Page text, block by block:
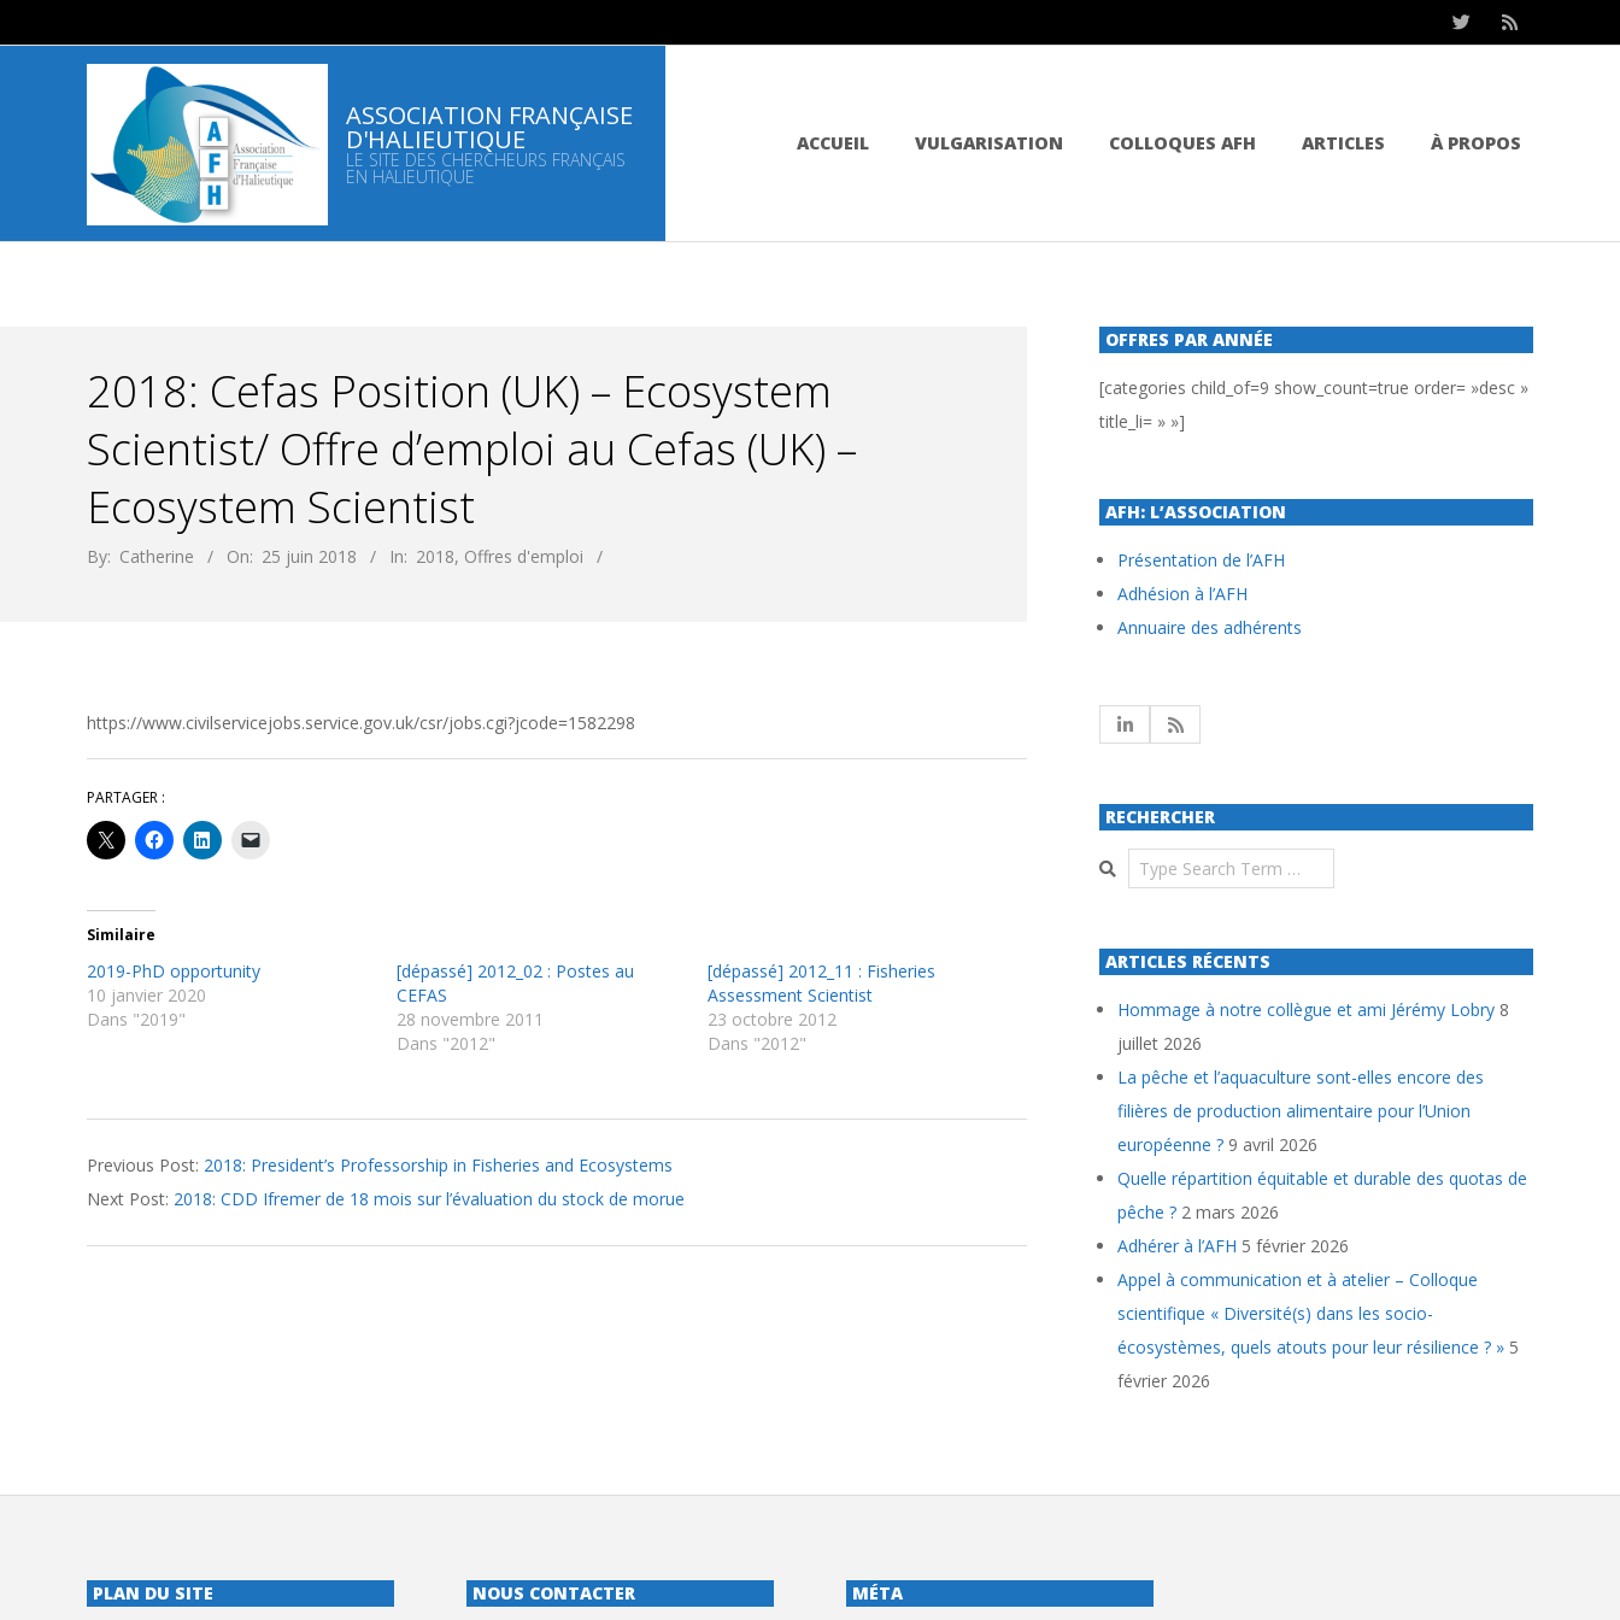
to
ASSOCIATION FRANÇAISE
D'HALIEUTIQUE
LE SITE DES CHERCHEURS FRANÇAIS
EN HALIEUTIQUE
ACCUEIL VULGARISATION COLLOQUES AFH ARTICLES À PROPOS
2018: Cefas Position (UK) – Ecosystem
Scientist/ Offre d’emploi au Cefas (UK) –
Ecosystem Scientist
By: Catherine On: 25 juin 2018 In: 2018, Offres d'emploi
https://www.civilservicejobs.service.gov.uk/csr/jobs.cgi?jcode=1582298
PARTAGER :
Similaire
2019-PhD opportunity
10 janvier 2020
Dans "2019"
[dépassé] 2012_02 : Postes au
CEFAS
28 novembre 2011
Dans "2012"
[dépassé] 2012_11 : Fisheries
Assessment Scientist
23 octobre 2012
Dans "2012"
06-
25
Previous Post: 2018: President’s Professorship in Fisheries and Ecosystems
Next Post: 2018: CDD Ifremer de 18 mois sur l’évaluation du stock de morue
OFFRES PAR ANNÉE
[categories child_of=9 show_count=true order= »desc »
title_li= » »]
AFH: L’ASSOCIATION
Présentation de l’AFH
Adhésion à l’AFH
Annuaire des adhérents
RECHERCHER
Search
ARTICLES RÉCENTS
Hommage à notre collègue et ami Jérémy Lobry 8
juillet 2026
La pêche et l’aquaculture sont-elles encore des
filières de production alimentaire pour l’Union
européenne ? 9 avril 2026
Quelle répartition équitable et durable des quotas de
pêche ? 2 mars 2026
Adhérer à l’AFH 5 février 2026
Appel à communication et à atelier – Colloque
scientifique « Diversité(s) dans les socio-
écosystèmes, quels atouts pour leur résilience ? » 5
février 2026
PLAN DU SITE NOUS CONTACTER MÉTA